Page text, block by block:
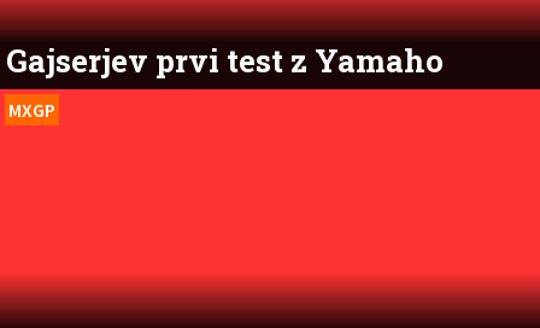
Gajserjev prvi test z Yamaho
MXGP